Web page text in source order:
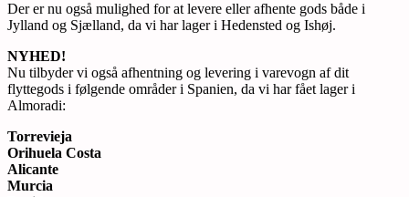
Der er nu også mulighed for at levere eller afhente gods både i
Jylland og Sjælland, da vi har lager i Hedensted og Ishøj.
NYHED!
Nu tilbyder vi også afhentning og levering i varevogn af dit
flyttegods i følgende områder i Spanien, da vi har fået lager i
Almoradi:
Torrevieja
Orihuela Costa
Alicante
Murcia